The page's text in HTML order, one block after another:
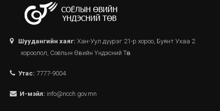
Шуудангийн хаяг: Хан-Уул дүүрэг 21-р хороо, Буянт Ухаа 2
хороолол, Соёлын Өвийн Үндэсний Төв
Утас: 7777-9004
И-мэйл: info@ncch.gov.mn